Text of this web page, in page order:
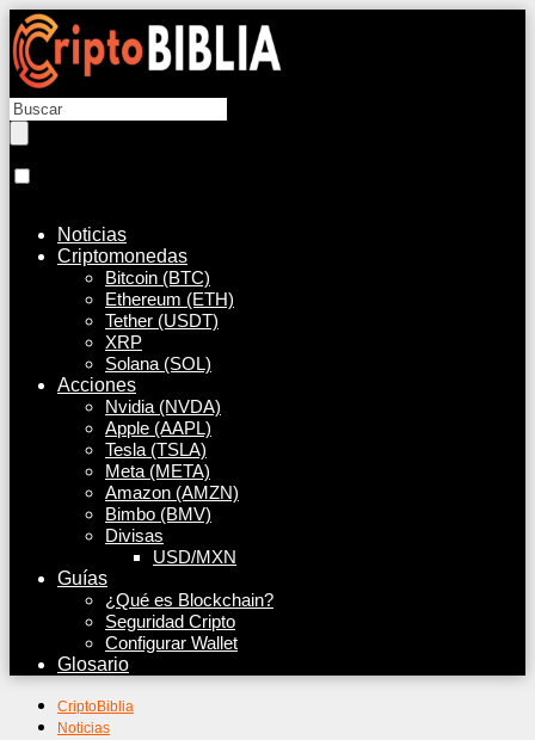
Noticias
Criptomonedas
Bitcoin (BTC)
Ethereum (ETH)
Tether (USDT)
XRP
Solana (SOL)
Acciones
Nvidia (NVDA)
Apple (AAPL)
Tesla (TSLA)
Meta (META)
Amazon (AMZN)
Bimbo (BMV)
Divisas
USD/MXN
Guías
¿Qué es Blockchain?
Seguridad Cripto
Configurar Wallet
Glosario
CriptoBiblia
Noticias